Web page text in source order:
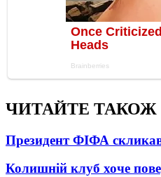
ЧИТАЙТЕ ТАКОЖ
Президент ФІФА скликав
Колишній клуб хоче